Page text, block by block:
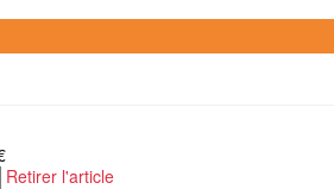
Retirer l'article